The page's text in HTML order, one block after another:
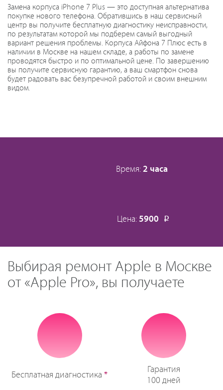
Замена корпуса iPhone 7 Plus — это доступная альтернатива
покупке нового телефона. Обратившись в наш сервисный
центр вы получите бесплатную диагностику неисправности,
по результатам которой мы подберем самый выгодный
вариант решения проблемы. Корпуса Айфона 7 Плюс есть в
наличии в Москве на нашем складе, а работы по замене
проводятся быстро и по оптимальной цене. По завершению
вы получите сервисную гарантию, а ваш смартфон снова
будет радовать вас безупречной работой и своим внешним
видом.
Время: 2 часа
Цена: 5900 Р
Выбирая ремонт Apple в Москве
от «Apple Pro», вы получаете
Бесплатная диагностика *
Гарантия
100 дней